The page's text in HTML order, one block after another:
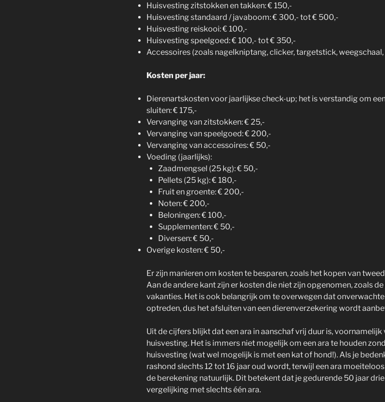
Huisvesting zitstokken en takken: € 150,-
Huisvesting standaard / javaboom: € 300,- tot € 500,-
Huisvesting reiskooi: € 100,-
Huisvesting speelgoed: € 100,- tot € 350,-
Accessoires (zoals nagelkniptang, clicker, targetstick, weegschaal,
Kosten per jaar:
Dierenartskosten voor jaarlijkse check-up; het is verstandig om
sluiten: € 175,-
Vervanging van zitstokken: € 25,-
Vervanging van speelgoed: € 200,-
Vervanging van accessoires: € 50,-
Voeding (jaarlijks):
Zaadmengsel (25 kg): € 50,-
Pellets (25 kg): € 180,-
Fruit en groente: € 200,-
Noten: € 200,-
Beloningen: € 100,-
Supplementen: € 50,-
Diversen: € 50,-
Overige kosten: € 50,-
Er zijn manieren om kosten te besparen, zoals het kopen van
Aan de andere kant zijn er kosten die niet zijn opgenomen, zoals
vakanties. Het is ook belangrijk om te overwegen dat
optreden, dus het afsluiten van een dierenverzekering wordt
Uit de cijfers blijkt dat een ara in aanschaf vrij duur is,
huisvesting. Het is immers niet mogelijk om een ara te houden
huisvesting (wat wel mogelijk is met een kat of hond!). Als je
rashond slechts 12 tot 16 jaar oud wordt, terwijl een ara
de berekening natuurlijk. Dit betekent dat je gedurende 50 jaar
vergelijking met slechts één ara.